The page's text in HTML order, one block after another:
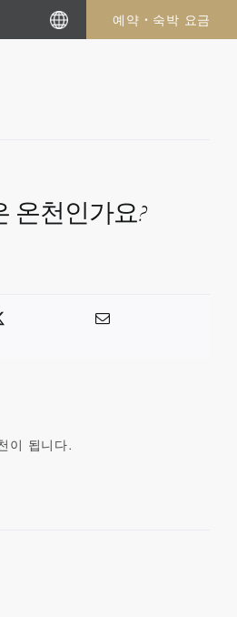
예약・숙박 요금
온천인가요?
이 됩니다.